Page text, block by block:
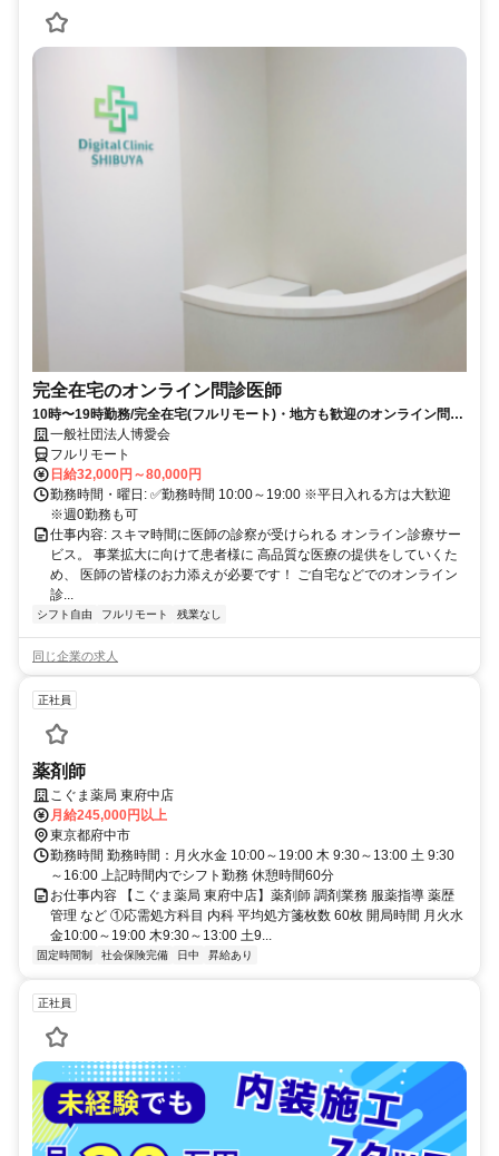
完全在宅のオンライン問診医師
10時〜19時勤務/完全在宅(フルリモート)・地方も歓迎のオンライン問診
業務一般社団法人博愛会
フルリモート
日給32,000円～80,000円
勤務時間・曜日: ✅勤務時間 10:00～19:00 ※平日入れる方は大歓迎
※週0勤務も可
仕事内容: スキマ時間に医師の診察が受けられる オンライン診療サー
ビス。 事業拡大に向けて患者様に 高品質な医療の提供をしていくた
め、 医師の皆様のお力添えが必要です！ ご自宅などでのオンライン
診...
シフト自由 フルリモート 残業なし
同じ企業の求人
正社員
薬剤師
こぐま薬局 東府中店
月給245,000円以上
東京都府中市
勤務時間 勤務時間：月火水金 10:00～19:00 木 9:30～13:00 土 9:30
～16:00 上記時間内でシフト勤務 休憩時間60分
お仕事内容 【こぐま薬局 東府中店】薬剤師 調剤業務 服薬指導 薬歴
管理 など ①応需処方科目 内科 平均処方箋枚数 60枚 開局時間 月火水
金10:00～19:00 木9:30～13:00 土9...
固定時間制 社会保険完備 日中 昇給あり
正社員